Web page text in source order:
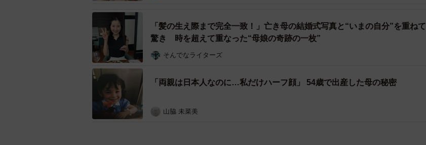
「髪の生え際まで完全一致！」亡き母の結婚式写真と“いまの自分”を重ねて
驚き 時を超えて重なった“母娘の奇跡の一枚”
そんでなライターズ
「両親は日本人なのに…私だけハーフ顔」 54歳で出産した母の秘密
山脇 未菜美